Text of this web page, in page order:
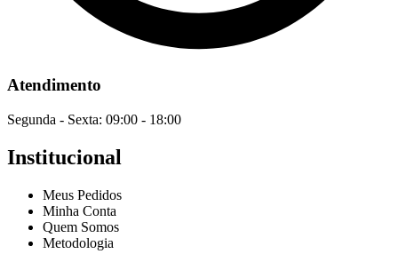
Atendimento
Segunda - Sexta: 09:00 - 18:00
Institucional
Meus Pedidos
Minha Conta
Quem Somos
Metodologia